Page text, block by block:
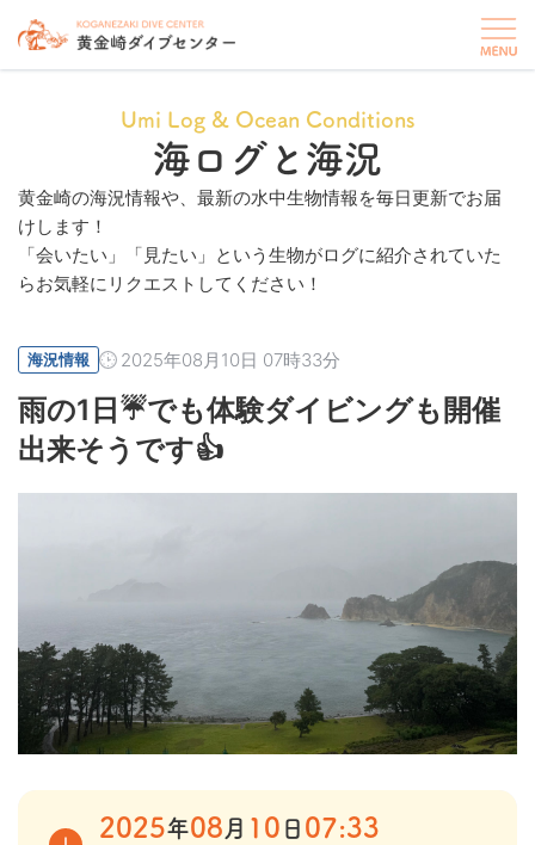
Umi Log & Ocean Conditions
海ログと海況
黄金崎の海況情報や、最新の水中生物情報を毎日更新でお届
けします！
「会いたい」「見たい」という生物がログに紹介されていた
らお気軽にリクエストしてください！
海況情報 2025年08月10日 07時33分
雨の1日☔でも体験ダイビングも開催
出来そうです👍
2025年08 月 10 日 07:33